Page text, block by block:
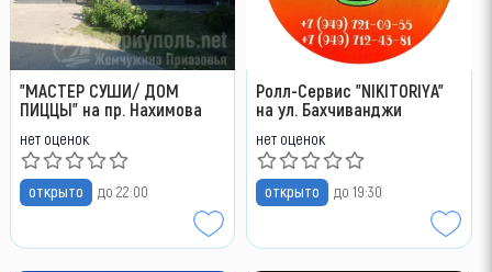
"МАСТЕР СУШИ/ ДОМ
ПИЦЦЫ" на пр. Нахимова
нет оценок
открыто до 22:00
Ролл-Сервис "NIKITORIYA"
на ул. Бахчиванджи
нет оценок
открыто до 19:30